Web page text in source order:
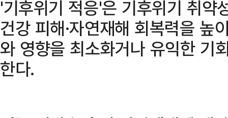
'기후위기 적응'은 기후위기 취약
건강 피해·자연재해 회복력을 높
와 영향을 최소화거나 유익한 기
한다.